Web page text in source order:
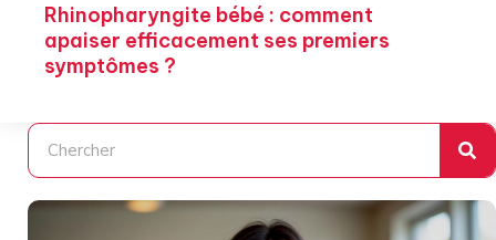
Rhinopharyngite bébé : comment
apaiser efficacement ses premiers
symptômes ?
Rechercher